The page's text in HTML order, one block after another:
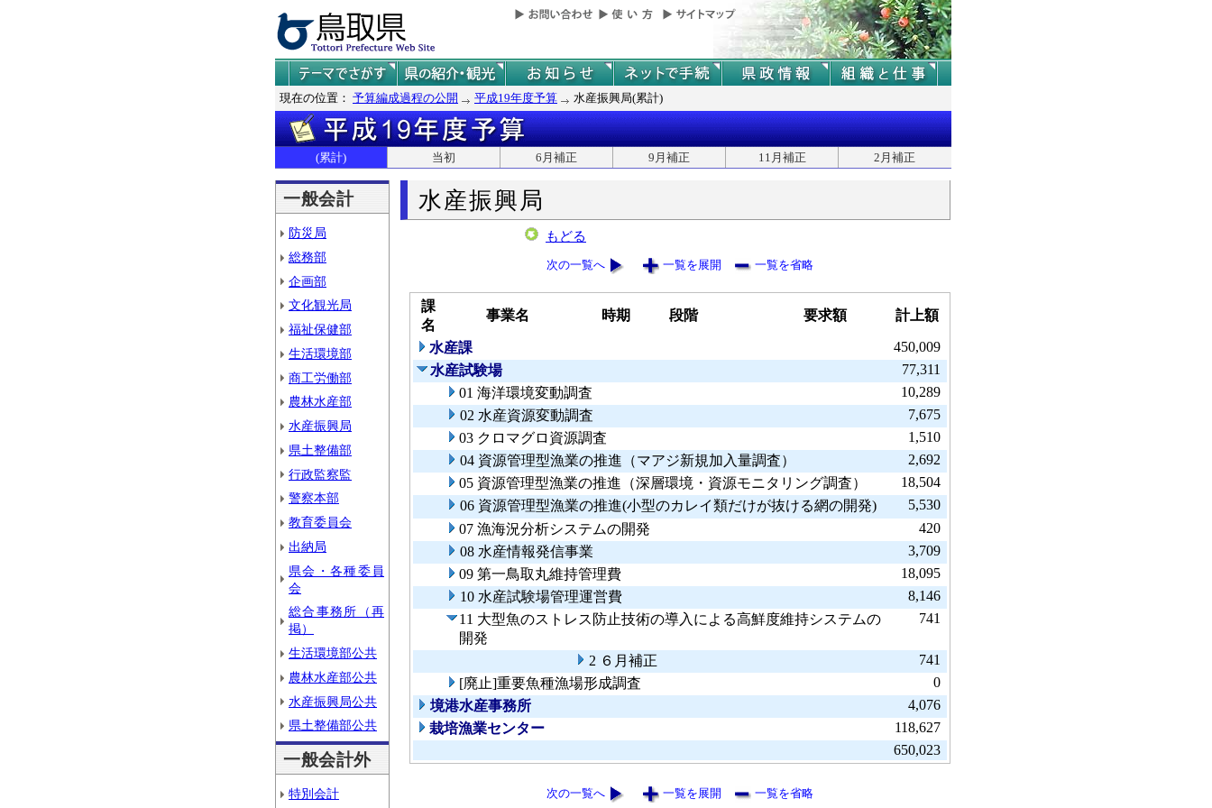
現在の位置： 予算編成過程の公開 平成19年度予算 水産振興局(累計)
(累計) 当初 6月補正 9月補正 11月補正 2月補正
一般会計
防災局
総務部
企画部
文化観光局
福祉保健部
生活環境部
商工労働部
農林水産部
水産振興局
県土整備部
行政監察監
警察本部
教育委員会
出納局
県会・各種委員
会
総合事務所（再
掲）
生活環境部公共
農林水産部公共
水産振興局公共
県土整備部公共
一般会計外
特別会計
水産振興局
もどる
次の一覧へ 一覧を展開 一覧を省略
課
名
事業名 時期 段階 要求額 計上額
水産課
450,009
水産試験場
77,311
01 海洋環境変動調査
10,289
02 水産資源変動調査
7,675
03 クロマグロ資源調査
1,510
04 資源管理型漁業の推進（マアジ新規加入量調査）
2,692
05 資源管理型漁業の推進（深層環境・資源モニタリング調査）
18,504
06 資源管理型漁業の推進(小型のカレイ類だけが抜ける網の開発)
5,530
07 漁海況分析システムの開発
420
08 水産情報発信事業
3,709
09 第一鳥取丸維持管理費
18,095
10 水産試験場管理運営費
8,146
11 大型魚のストレス防止技術の導入による高鮮度維持システムの
開発
741
2 ６月補正
741
[廃止]重要魚種漁場形成調査
0
境港水産事務所
4,076
栽培漁業センター
118,627
650,023
次の一覧へ 一覧を展開 一覧を省略